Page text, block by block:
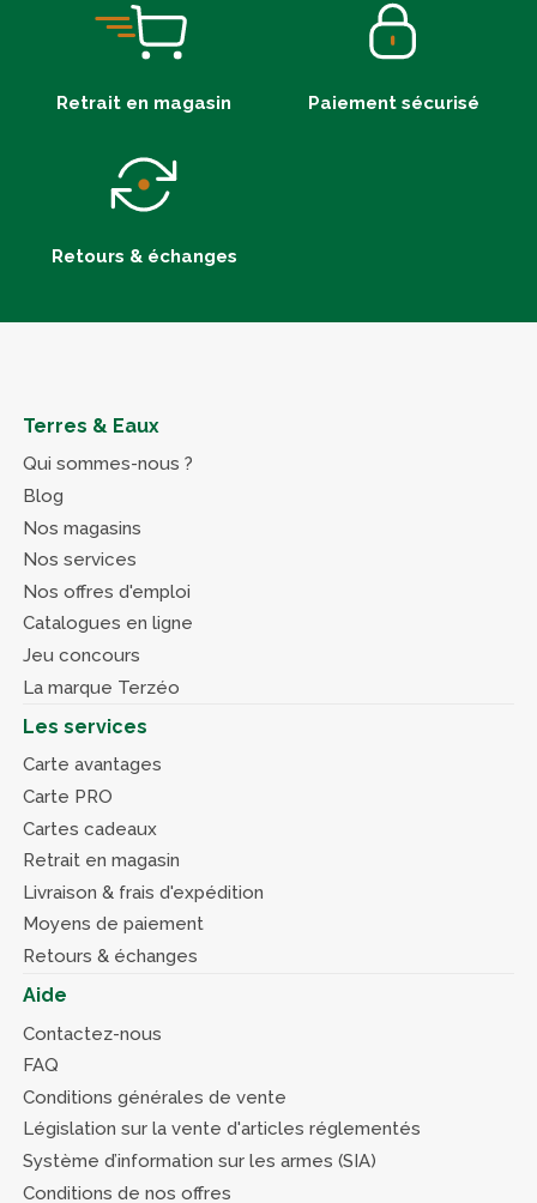
Retrait en magasin Paiement sécurisé
Retours & échanges
Terres & Eaux
Qui sommes-nous ?
Blog
Nos magasins
Nos services
Nos offres d'emploi
Catalogues en ligne
Jeu concours
La marque Terzéo
Les services
Carte avantages
Carte PRO
Cartes cadeaux
Retrait en magasin
Livraison & frais d'expédition
Moyens de paiement
Retours & échanges
Aide
Contactez-nous
FAQ
Conditions générales de vente
Législation sur la vente d'articles réglementés
Système d’information sur les armes (SIA)
Conditions de nos offres